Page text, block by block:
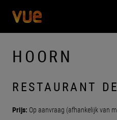
HOORN
RESTAURANT
Prijs: Op aanvraag (afhankelijk van